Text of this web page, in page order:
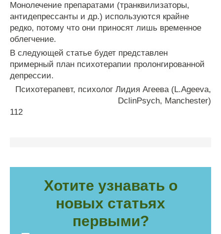
Монолечение препаратами (транквилизаторы,
антидепрессанты и др.) используются крайне
редко, потому что они приносят лишь временное
облегчение.
В следующей статье будет представлен
примерный план психотерапии пролонгированной
депрессии.
Психотерапевт, психолог Лидия Агеева(L.Ageeva,
DclinPsych, Manchester)
112
Хотите узнавать о
новых статьях
первыми?